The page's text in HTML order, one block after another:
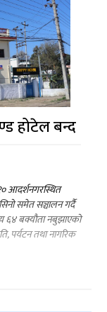
होटेल बन्द
आदर्शनगरस्थित
समेत सञ्चालन गर्दै
६४ बक्यौता नबुझाएको
पर्यटन तथा नागरिक